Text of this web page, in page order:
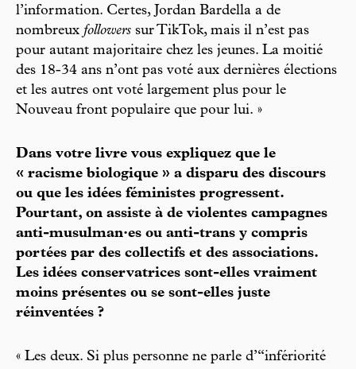
l’information. Certes, Jordan Bardella a de
nombreux followers sur TikTok, mais il n’est pas
pour autant majoritaire chez les jeunes. La moitié
des 18-34 ans n’ont pas voté aux dernières élections
et les autres ont voté largement plus pour le
Nouveau front populaire que pour lui. »
Dans votre livre vous expliquez que le
« racisme biologique » a disparu des discours
ou que les idées féministes progressent.
Pourtant, on assiste à de violentes campagnes
anti-musulman·es ou anti-trans y compris
portées par des collectifs et des associations.
Les idées conservatrices sont-elles vraiment
moins présentes ou se sont-elles juste
réinventées ?
« Les deux. Si plus personne ne parle d’“infériorité